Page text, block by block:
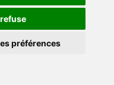
préférences